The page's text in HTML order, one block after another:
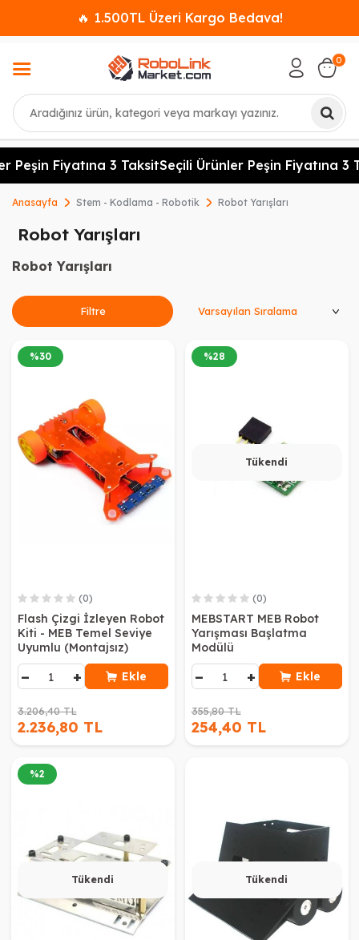
🔥 1.500TL Üzeri Kargo Bedava!
Ara
0
Peşin Fiyatına 3 TaksitSeçili Ürünler Peşin Fiyatına 3
Anasayfa Stem - Kodlama - Robotik Robot Yarışları
Robot Yarışları
Robot Yarışları
Filtre
%30
(0)
Flash Çizgi İzleyen Robot
Kiti - MEB Temel Seviye
Uyumlu (Montajsız)
− + Ekle
3.206,40 TL
2.236,80 TL
Tükendi
%28
(0)
MEBSTART MEB Robot
Yarışması Başlatma
Modülü
− + Ekle
355,80 TL
254,40 TL
Tükendi
%2
Tükendi